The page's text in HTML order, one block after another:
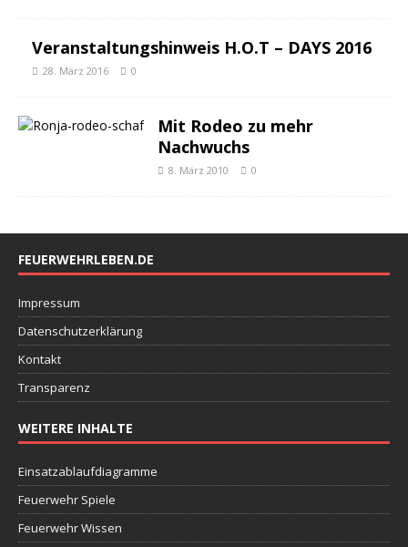
Veranstaltungshinweis H.O.T – DAYS 2016
28. März 2016 0
Mit Rodeo zu mehr
Nachwuchs
8. März 2010 0
FEUERWEHRLEBEN.DE
Impressum
Datenschutzerklärung
Kontakt
Transparenz
WEITERE INHALTE
Einsatzablaufdiagramme
Feuerwehr Spiele
Feuerwehr Wissen